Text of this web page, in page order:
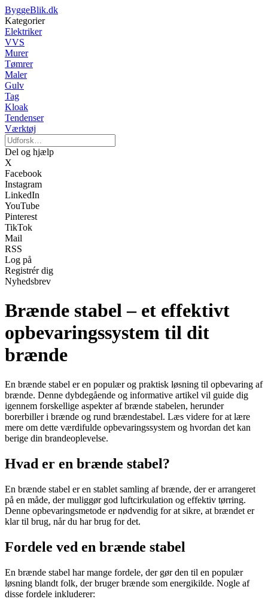
ByggeBlik.dk
Kategorier
Elektriker
VVS
Murer
Tømrer
Maler
Gulv
Tag
Kloak
Tendenser
Værktøj
Del og hjælp
X
Facebook
Instagram
LinkedIn
YouTube
Pinterest
TikTok
Mail
RSS
Log på
Registrér dig
Nyhedsbrev
Brænde stabel – et effektivt
opbevaringssystem til dit
brænde
En brænde stabel er en populær og praktisk løsning til opbevaring af
brænde. Denne dybdegående og informative artikel vil guide dig
igennem forskellige aspekter af brænde stabelen, herunder
borerbiller i brænde og rund brændestabel. Læs videre for at lære
mere om dette værdifulde opbevaringssystem og hvordan det kan
berige din brandeoplevelse.
Hvad er en brænde stabel?
En brænde stabel er en stablet samling af brænde, der er arrangeret
på en måde, der muliggør god luftcirkulation og effektiv tørring.
Denne opbevaringsmetode er nødvendig for at sikre, at brændet er
klar til brug, når du har brug for det.
Fordele ved en brænde stabel
En brænde stabel har mange fordele, der gør den til en populær
løsning blandt folk, der bruger brænde som energikilde. Nogle af
disse fordele inkluderer: